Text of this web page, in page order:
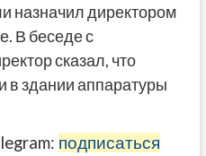
назначил директором
В беседе с
сказал, что
в здании аппаратуры
подписаться